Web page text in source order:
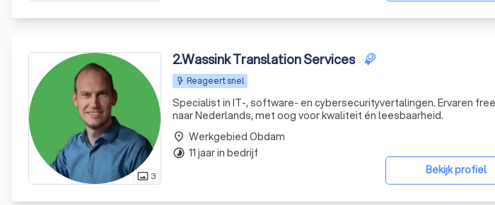
photo_size_select_actual 3
2.Wassink Translation Services
Reageert snel
Specialist in IT-, software- en cybersecurityvertalingen. Ervaren
naar Nederlands, met oog voor kwaliteit én leesbaarheid.
Bekijk profiel
place Werkgebied Obdam
timelapse 11 jaar in bedrijf